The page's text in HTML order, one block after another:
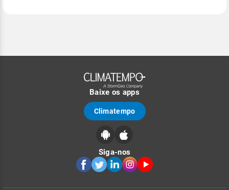
Baixe os apps
Climatempo
Siga-nos